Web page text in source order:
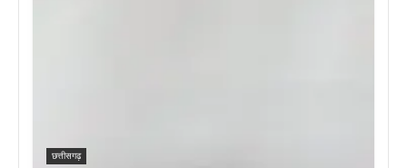
छत्तीसगढ़